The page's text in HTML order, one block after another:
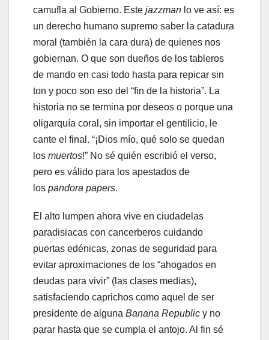
camufla al Gobierno. Este jazzman lo ve así: es
un derecho humano supremo saber la catadura
moral (también la cara dura) de quienes nos
gobiernan. O que son dueños de los tableros
de mando en casi todo hasta para repicar sin
ton y poco son eso del “fin de la historia”. La
historia no se termina por deseos o porque una
oligarquía coral, sin importar el gentilicio, le
cante el final. “¡Dios mío, qué solo se quedan
los muertos!” No sé quién escribió el verso,
pero es válido para los apestados de
los pandora papers.
El alto lumpen ahora vive en ciudadelas
paradisiacas con cancerberos cuidando
puertas edénicas, zonas de seguridad para
evitar aproximaciones de los “ahogados en
deudas para vivir” (las clases medias),
satisfaciendo caprichos como aquel de ser
presidente de alguna Banana Republic y no
parar hasta que se cumpla el antojo. Al fin sé